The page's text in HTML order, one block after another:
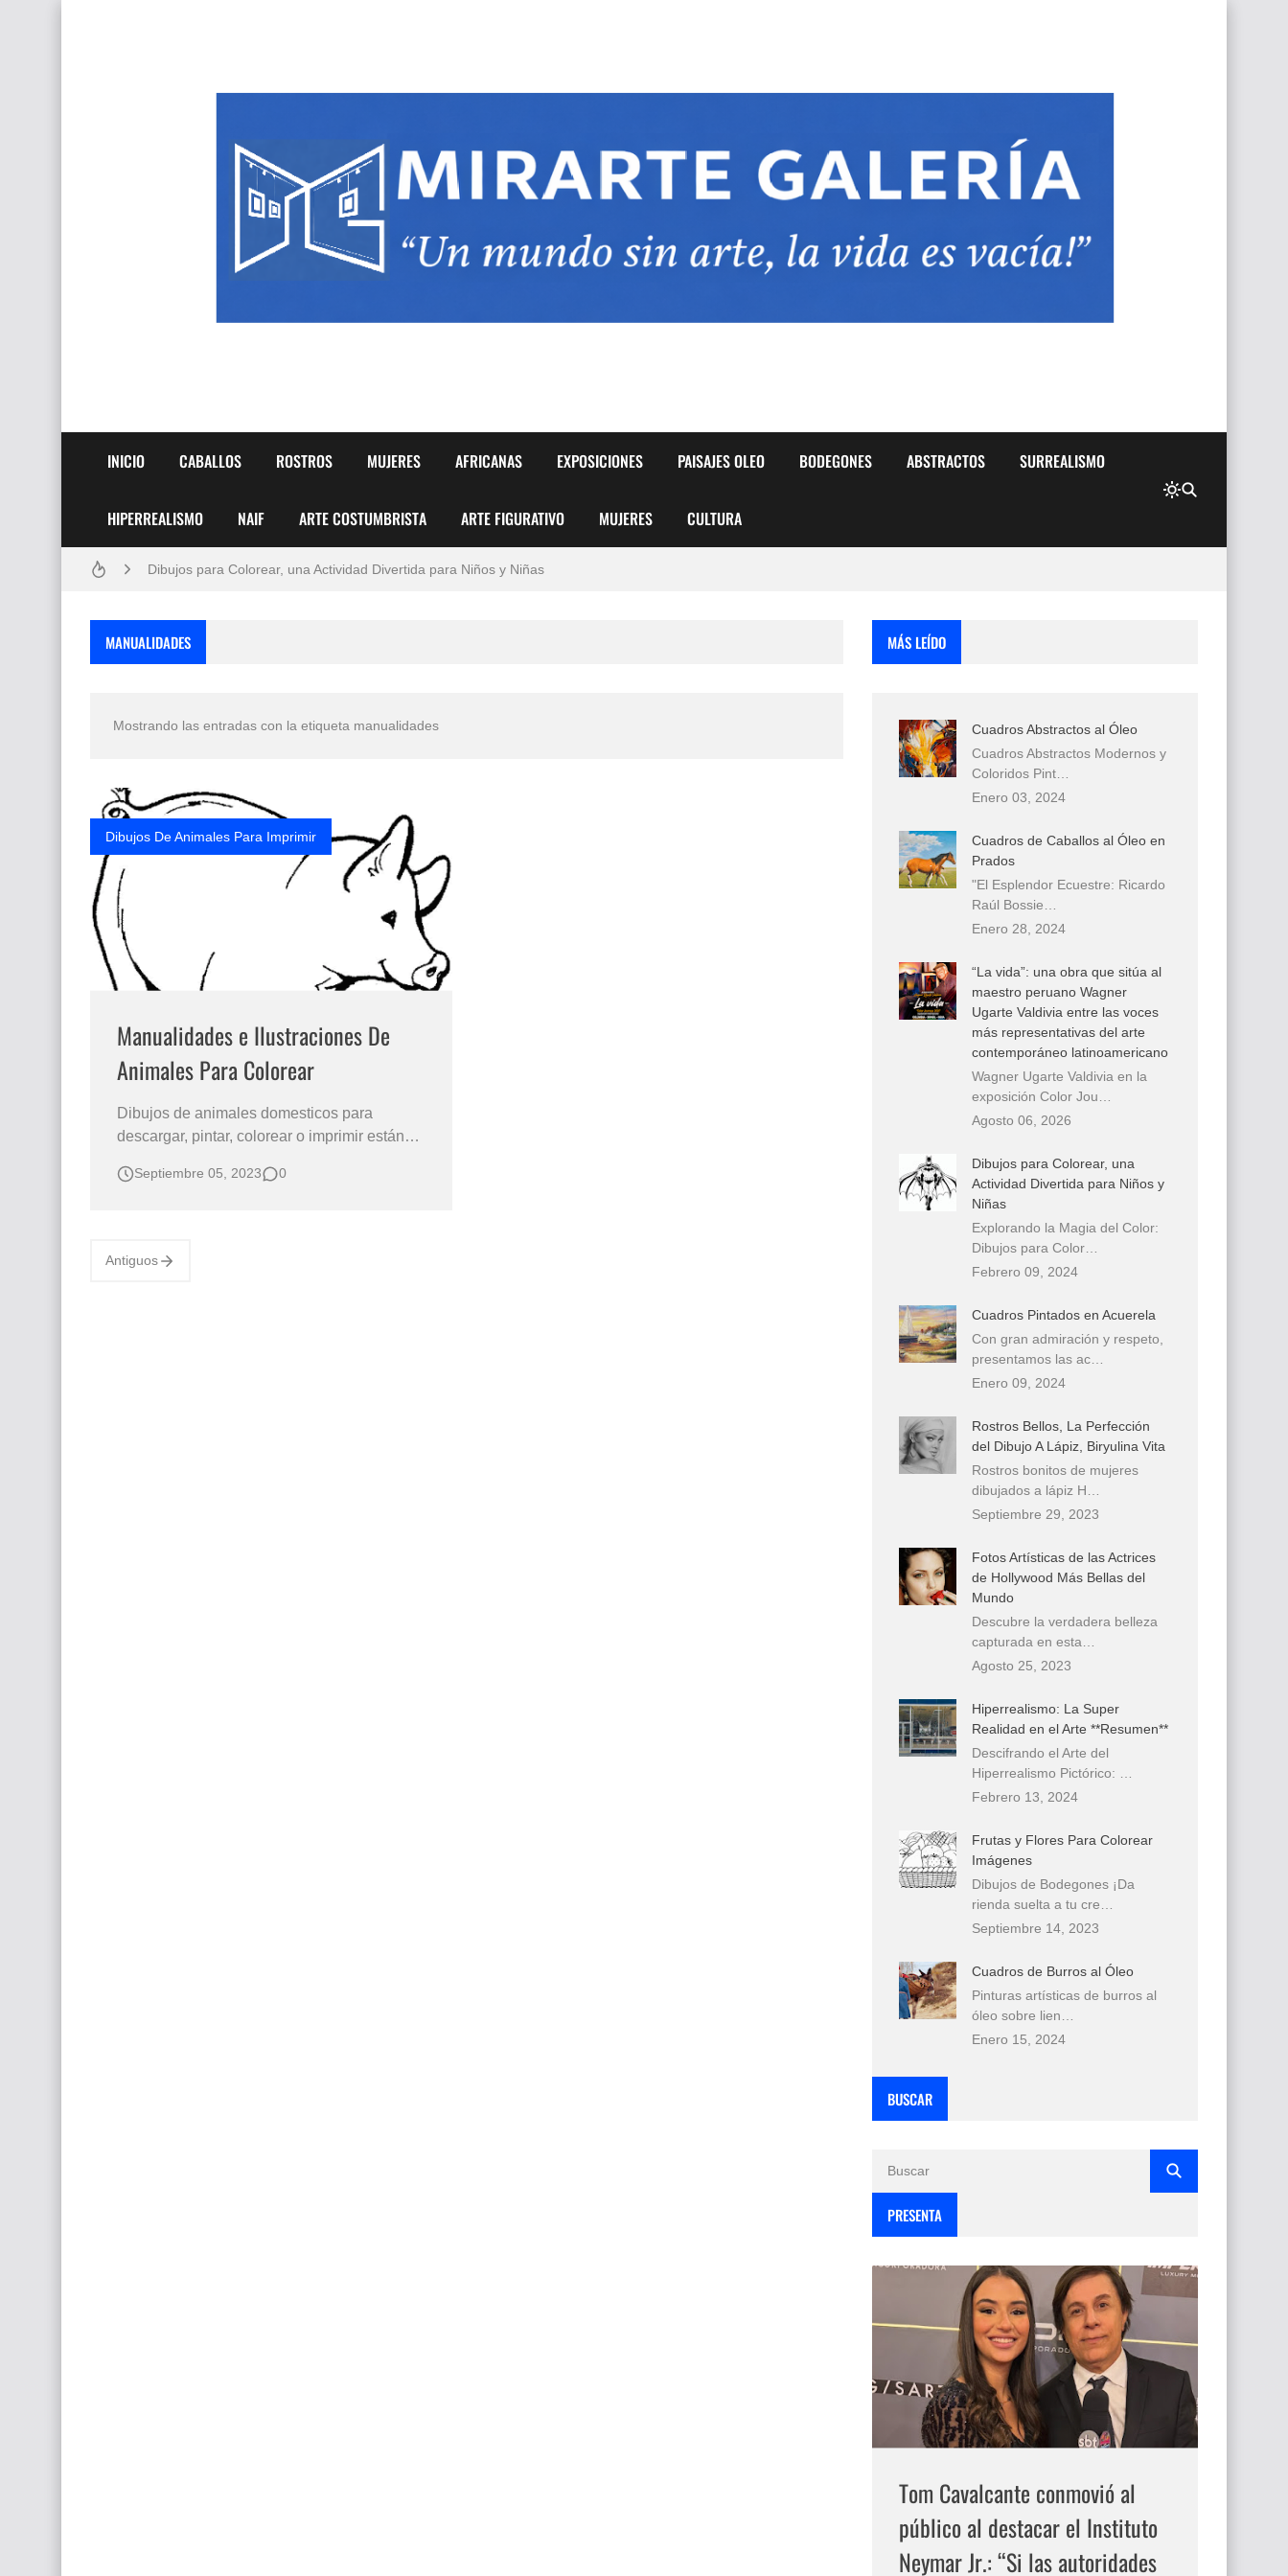
INICIO CABALLOS ROSTROS MUJERES AFRICANAS EXPOSICIONES PAISAJES OLEO BODEGONES ABSTRACTOS SURREALISMO
HIPERREALISMO NAIF ARTE COSTUMBRISTA ARTE FIGURATIVO MUJERES CULTURA
Pintores de Paisajes Famosos, Arte al Óleo
Dibujos para Colorear, una Actividad Divertida para Niños y Niñas
Fotos Artísticas de las Actrices de Hollywood Más Bellas del Mundo
Que significan los cuadros de negras africanas?
El mundo del arte en pintura surrealista
MANUALIDADES
Mostrando las entradas con la etiqueta manualidades
Dibujos De Animales Para Imprimir
Manualidades e Ilustraciones De
Animales Para Colorear
Dibujos de animales domesticos para
descargar, pintar, colorear o imprimir están
domésticos para colorear e imprimir gratis
Septiembre 05, 2023 0
Antiguos
MÁS LEÍDO
Cuadros Abstractos al Óleo
Cuadros Abstractos Modernos y
Coloridos Pint…
Enero 03, 2024
Cuadros de Caballos al Óleo en
Prados
"El Esplendor Ecuestre: Ricardo
Raúl Bossie…
Enero 28, 2024
“La vida”: una obra que sitúa al
maestro peruano Wagner
Ugarte Valdivia entre las voces
más representativas del arte
contemporáneo latinoamericano
Wagner Ugarte Valdivia en la
exposición Color Jou…
Agosto 06, 2026
Dibujos para Colorear, una
Actividad Divertida para Niños y
Niñas
Explorando la Magia del Color:
Dibujos para Color…
Febrero 09, 2024
Cuadros Pintados en Acuerela
Con gran admiración y respeto,
presentamos las ac…
Enero 09, 2024
Rostros Bellos, La Perfección
del Dibujo A Lápiz, Biryulina Vita
Rostros bonitos de mujeres
dibujados a lápiz H…
Septiembre 29, 2023
Fotos Artísticas de las Actrices
de Hollywood Más Bellas del
Mundo
Descubre la verdadera belleza
capturada en esta…
Agosto 25, 2023
Hiperrealismo: La Super
Realidad en el Arte **Resumen**
Descifrando el Arte del
Hiperrealismo Pictórico: …
Febrero 13, 2024
Frutas y Flores Para Colorear
Imágenes
Dibujos de Bodegones ¡Da
rienda suelta a tu cre…
Septiembre 14, 2023
Cuadros de Burros al Óleo
Pinturas artísticas de burros al
óleo sobre lien…
Enero 15, 2024
BUSCAR
PRESENTA
Tom Cavalcante conmovió al
público al destacar el Instituto
Neymar Jr.: “Si las autoridades